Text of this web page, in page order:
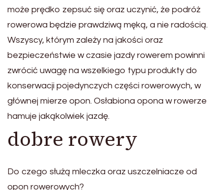
może prędko zepsuć się oraz uczynić, że podróż
rowerowa będzie prawdziwą męką, a nie radością.
Wszyscy, którym zależy na jakości oraz
bezpieczeństwie w czasie jazdy rowerem powinni
zwrócić uwagę na wszelkiego typu produkty do
konserwacji pojedynczych części rowerowych, w
głównej mierze opon. Osłabiona opona w rowerze
hamuje jakąkolwiek jazdę.
dobre rowery
Do czego służą mleczka oraz uszczelniacze od
opon rowerowych?